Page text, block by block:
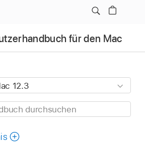
für den Mac